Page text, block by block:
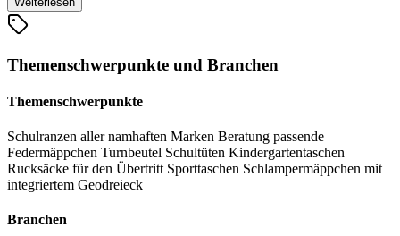
Schulranzenmesse in Erding darüber hinaus zu einem Erlebnis.
Themenschwerpunkte und Branchen
Themenschwerpunkte
Schulranzen aller namhaften Marken Beratung passende
Federmäppchen Turnbeutel Schultüten Kindergartentaschen
Rucksäcke für den Übertritt Sporttaschen Schlampermäppchen mit
integriertem Geodreieck
Branchen